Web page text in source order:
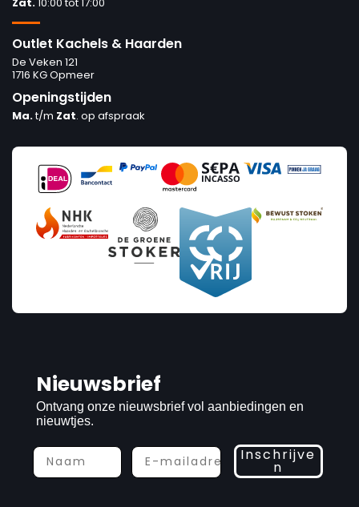
Outlet Kachels & Haarden
De Veken 121
1716 KG Opmeer
Openingstijden
Ma.t/m Zat. op afspraak
Nieuwsbrief
Ontvang onze nieuwsbrief vol aanbiedingen en
nieuwtjes.
Inschrijve
n